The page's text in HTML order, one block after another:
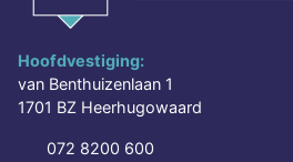
Hoofdvestiging:
van Benthuizenlaan 1
1701 BZ Heerhugowaard
072 8200 600